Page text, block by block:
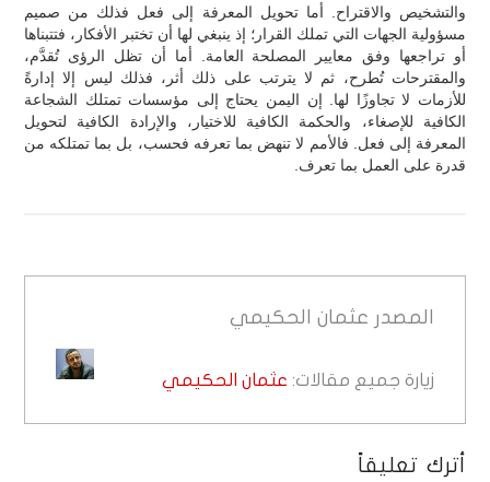
والتشخيص والاقتراح. أما تحويل المعرفة إلى فعل فذلك من صميم
مسؤولية الجهات التي تملك القرار؛ إذ ينبغي لها أن تختبر الأفكار، فتتبناها
أو تراجعها وفق معايير المصلحة العامة. أما أن تظل الرؤى تُقدَّم،
والمقترحات تُطرح، ثم لا يترتب على ذلك أثر، فذلك ليس إلا إدارةً
للأزمات لا تجاوزًا لها. إن اليمن يحتاج إلى مؤسسات تمتلك الشجاعة
الكافية للإصغاء، والحكمة الكافية للاختيار، والإرادة الكافية لتحويل
المعرفة إلى فعل. فالأمم لا تنهض بما تعرفه فحسب، بل بما تمتلكه من
قدرة على العمل بما تعرف.
المصدر عثمان الحكيمي
زيارة جميع مقالات: عثمان الحكيمي
أترك تعليقاً